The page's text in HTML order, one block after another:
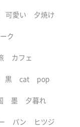
可愛い 夕焼け
ク
カフェ
黒 cat pop
墨 夕暮れ
パン ヒツジ